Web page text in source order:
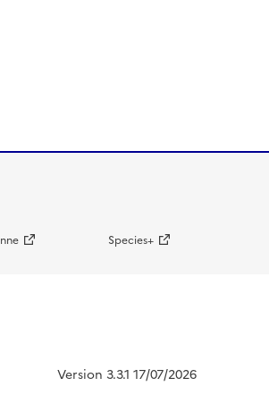
Species+
Version 3.3.1 17/07/2026